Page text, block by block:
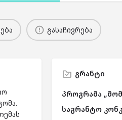
გასაჩივრება
გრანტი
პროგრამა
საგრანტო